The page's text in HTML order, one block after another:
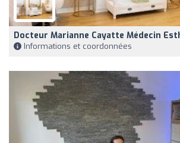
Docteur Marianne Cayatte Médecin
Informations et coordonnées